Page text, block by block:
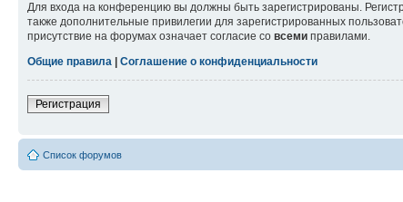
Для входа на конференцию вы должны быть зарегистрированы.
также дополнительные привилегии для зарегистрированных
присутствие на форумах означает согласие со всеми правилами.
Общие правила
Соглашение о конфиденциальности
Регистрация
Список форумов